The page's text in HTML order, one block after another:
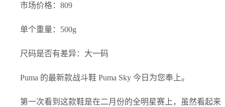
市场价格：809
单个重量：500g
尺码是否有差异：大一码
Puma 的最新款战斗鞋 Puma Sky 今日为您奉上。
第一次看到这款鞋是在二月份的全明星赛上，虽然看起来